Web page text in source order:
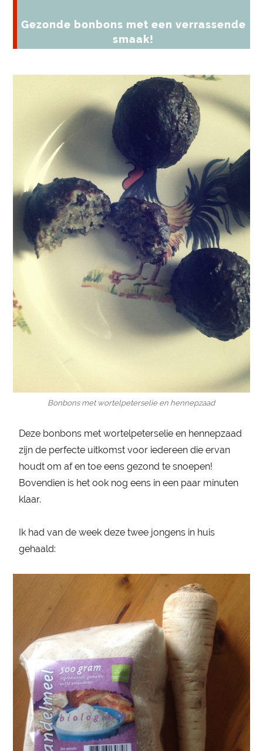
Gezonde bonbons met een verrassende
smaak!
Bonbons met wortelpeterselie en hennepzaad
Deze bonbons met wortelpeterselie en hennepzaad
zijn de perfecte uitkomst voor iedereen die ervan
houdt om af en toe eens gezond te snoepen!
Bovendien is het ook nog eens in een paar minuten
klaar.
Ik had van de week deze twee jongens in huis
gehaald: